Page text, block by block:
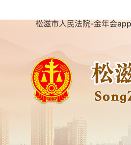
松滋市人民法院-金年会